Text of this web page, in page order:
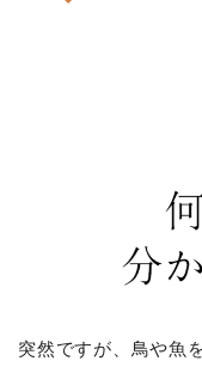
突然ですが、鳥や魚